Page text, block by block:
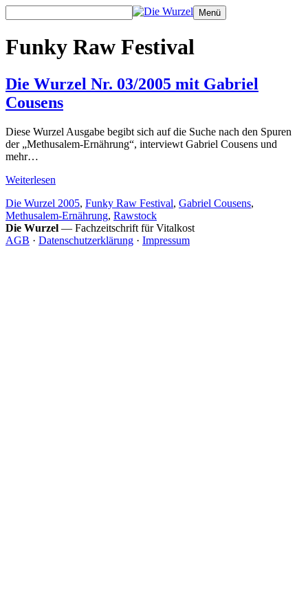
Inhalt
Menü
Funky Raw Festival
Die Wurzel Nr. 03/2005 mit Gabriel
Cousens
Diese Wurzel Ausgabe begibt sich auf die Suche nach den Spuren
der „Methusalem-Ernährung“, interviewt Gabriel Cousens und
mehr…
Weiterlesen
Schlagwörter
Die Wurzel 2005, Funky Raw Festival, Gabriel Cousens,
Methusalem-Ernährung, Rawstock
Die Wurzel — Fachzeitschrift für Vitalkost
AGB · Datenschutzerklärung · Impressum